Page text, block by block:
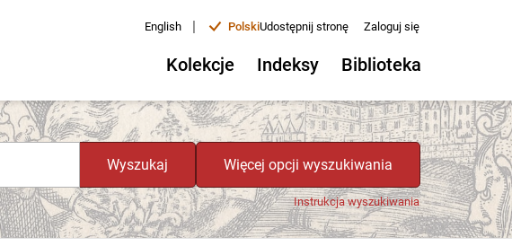
English | PolskiUdostępnij stronę Zaloguj się
Kolekcje Indeksy Biblioteka
Wyszukaj Więcej opcji wyszukiwania
Instrukcja wyszukiwania